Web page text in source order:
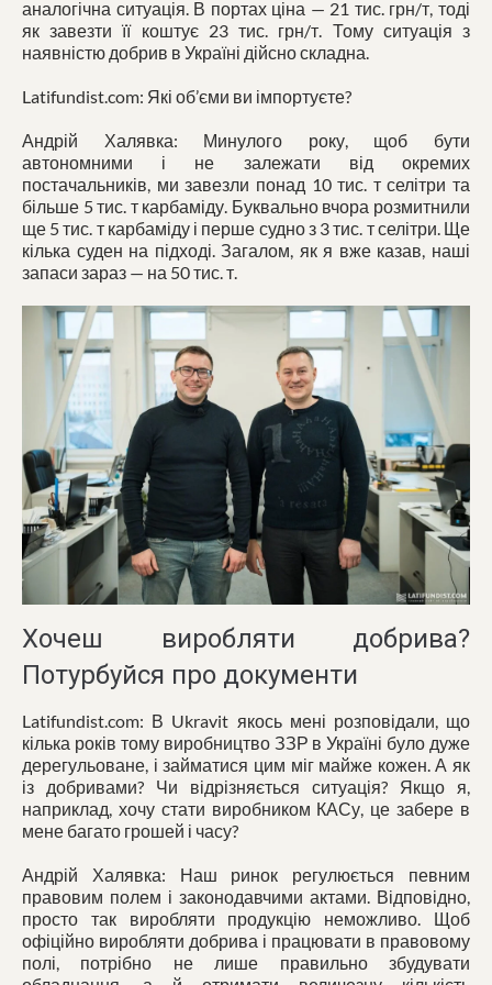
аналогічна ситуація. В портах ціна — 21 тис. грн/т, тоді
як завезти її коштує 23 тис. грн/т. Тому ситуація з
наявністю добрив в Україні дійсно складна.
Latifundist.com: Які об’єми ви імпортуєте?
Андрій Халявка: Минулого року, щоб бути
автономними і не залежати від окремих
постачальників, ми завезли понад 10 тис. т селітри та
більше 5 тис. т карбаміду. Буквально вчора розмитнили
ще 5 тис. т карбаміду і перше судно з 3 тис. т селітри. Ще
кілька суден на підході. Загалом, як я вже казав, наші
запаси зараз — на 50 тис. т.
Хочеш виробляти добрива?
Потурбуйся про документи
Latifundist.com: В Ukravit якось мені розповідали, що
кілька років тому виробництво ЗЗР в Україні було дуже
дерегульоване, і займатися цим міг майже кожен. А як
із добривами? Чи відрізняється ситуація? Якщо я,
наприклад, хочу стати виробником КАСу, це забере в
мене багато грошей і часу?
Андрій Халявка: Наш ринок регулюється певним
правовим полем і законодавчими актами. Відповідно,
просто так виробляти продукцію неможливо. Щоб
офіційно виробляти добрива і працювати в правовому
полі, потрібно не лише правильно збудувати